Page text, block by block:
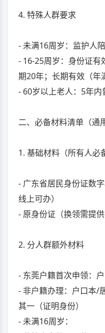
4. 特殊人群要求
- 未满16周岁：监护人
- 16-25周岁：身份证
期20年；长期有效（年
- 60岁以上老人：5年
二、必备材料清单（通
1. 基础材料（所有人必
- 广东省居民身份证数
线上可办）
- 原身份证（换领需提供
2. 分人群额外材料
- 东莞户籍首次申领：
- 非户籍办理：户口本/
其一（证明身份）
- 未满16周岁：